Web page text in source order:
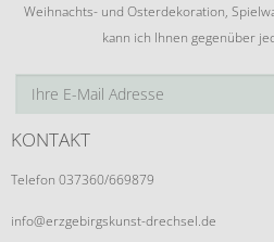
Weihnachts- und Osterdekoration,
kann ich Ihnen gegenüber
KONTAKT
Telefon 037360/669879
info@erzgebirgskunst-drechsel.de